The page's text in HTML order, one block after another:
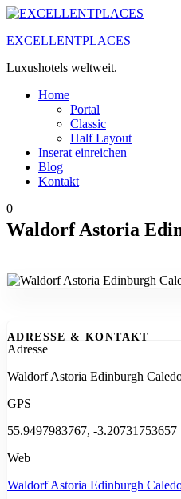
Zum
springen
EXCELLENTPLACES
Luxushotels weltweit.
Home
Portal
Classic
Half Layout
Inserat einreichen
Blog
Kontakt
0
Waldorf Astoria
ADRESSE & KONTAKT
Adresse
Waldorf Astoria Edinburgh
GPS
55.9497983767, -3.20731753657
Web
Waldorf Astoria Edinburgh